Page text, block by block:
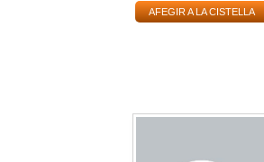
AFEGIR A LA CISTELLA